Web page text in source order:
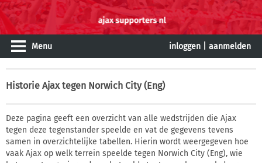
Menu inloggen aanmelden
Historie Ajax tegen Norwich City (Eng)
Deze pagina geeft een overzicht van alle wedstrijden die Ajax
tegen deze tegenstander speelde en vat de gegevens tevens
samen in overzichtelijke tabellen. Hierin wordt weergegeven hoe
vaak Ajax op welk terrein speelde tegen Norwich City (Eng), wie